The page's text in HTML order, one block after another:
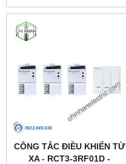
CÔNG TẮC ĐIỀU KHIỂN TỪ
XA - RCT3-3RF01D -